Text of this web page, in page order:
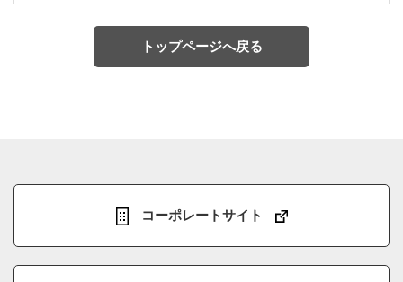
トップページへ戻る
コーポレートサイト